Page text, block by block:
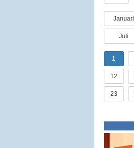
Januari
Juli
1
12
23